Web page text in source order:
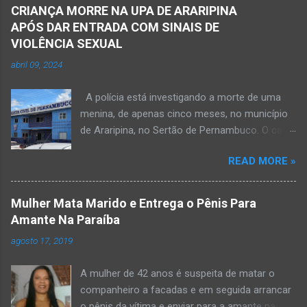
CRIANÇA MORRE NA UPA DE ARARIPINA
APÓS DAR ENTRADA COM SINAIS DE
VIOLÊNCIA SEXUAL
abril 09, 2024
A polícia está investigando a morte de uma
menina, de apenas cinco meses, no município
de Araripina, no Sertão de Pernambuco. O caso
morte a esclarecer”. A PM diz que, na segunda-
feira (8), foi acionada para verificar uma
possível ocorrência de estupro de vulnerável,
na UPA da cidade, mas ao chegar ao local a
vítima estava com um quadro de desidratação
e desnutrição, além de apresentar ruptura anal
READ MORE »
Mulher Mata Marido e Entrega o Pênis Para
Amante Na Paraíba
agosto 17, 2019
A mulher de 42 anos é suspeita de matar o
companheiro a facadas e em seguida arrancar